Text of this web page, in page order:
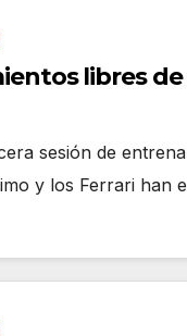
libres
sesión de
y los Ferrari han